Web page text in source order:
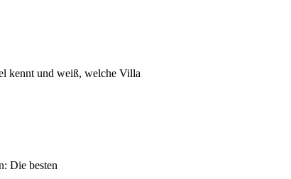
kennt und weiß, welche Villa
Die besten